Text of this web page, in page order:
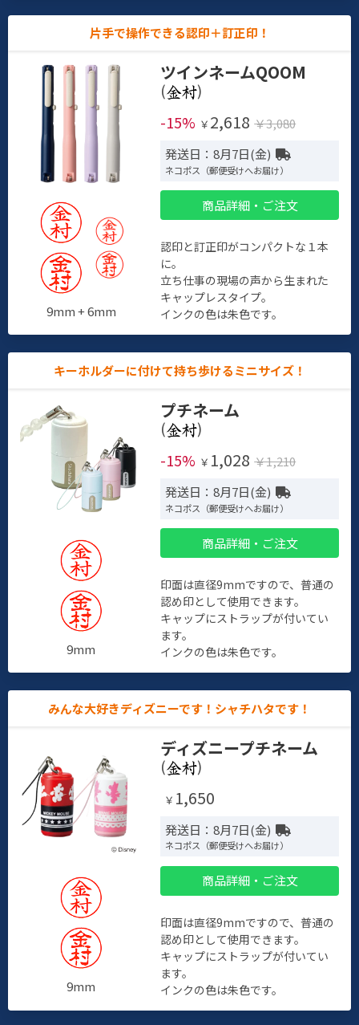
片手で操作できる認印＋訂正印！
9mm + 6mm
ツインネームQOOM
(
)
-15% ￥ 2,618 ￥3,080
発送日：8月7日(金)
ネコポス（郵便受けへお届け）
商品詳細・ご注文
認印と訂正印がコンパクトな１本
に。
立ち仕事の現場の声から生まれた
キャップレスタイプ。
インクの色は朱色です。
キーホルダーに付けて持ち歩けるミニサイズ！
9mm
プチネーム
(
)
-15% ￥ 1,028 ￥1,210
発送日：8月7日(金)
ネコポス（郵便受けへお届け）
商品詳細・ご注文
印面は直径9mmですので、普通の
認め印として使用できます。
キャップにストラップが付いてい
ます。
インクの色は朱色です。
みんな大好きディズニーです！シャチハタです！
9mm
ディズニープチネーム
( )
￥ 1,650
発送日：8月7日(金)
ネコポス（郵便受けへお届け）
商品詳細・ご注文
印面は直径9mmですので、普通の
認め印として使用できます。
キャップにストラップが付いてい
ます。
インクの色は朱色です。